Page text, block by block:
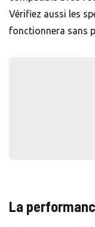
Vérifiez aussi les
fonctionnera sans
La